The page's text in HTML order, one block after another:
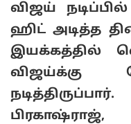
விஜய்
ஹிட் அடித்த
இயக்கத்தில்
விஜய்க்கு